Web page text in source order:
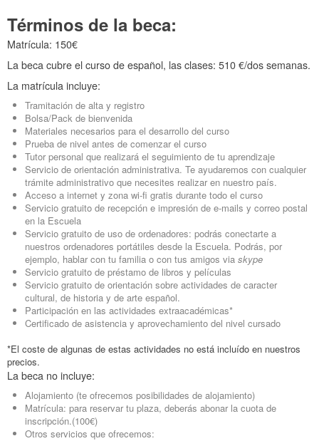
Términos de la beca:
Matrícula: 150€
La beca cubre el curso de español, las clases: 510 €/dos semanas.
La matrícula incluye:
Tramitación de alta y registro
Bolsa/Pack de bienvenida
Materiales necesarios para el desarrollo del curso
Prueba de nivel antes de comenzar el curso
Tutor personal que realizará el seguimiento de tu aprendizaje
Servicio de orientación administrativa. Te ayudaremos con cualquier
trámite administrativo que necesites realizar en nuestro país.
Acceso a internet y zona wi-fi gratis durante todo el curso
Servicio gratuito de recepción e impresión de e-mails y correo postal
en la Escuela
Servicio gratuito de uso de ordenadores: podrás conectarte a
nuestros ordenadores portátiles desde la Escuela. Podrás, por
ejemplo, hablar con tu familia o con tus amigos via skype
Servicio gratuito de préstamo de libros y películas
Servicio gratuito de orientación sobre actividades de caracter
cultural, de historia y de arte español.
Participación en las actividades extraacadémicas*
Certificado de asistencia y aprovechamiento del nivel cursado
*El coste de algunas de estas actividades no está incluído en nuestros
precios.
La beca no incluye:
Alojamiento (te ofrecemos posibilidades de alojamiento)
Matrícula: para reservar tu plaza, deberás abonar la cuota de
inscripción.(100€)
Otros servicios que ofrecemos: